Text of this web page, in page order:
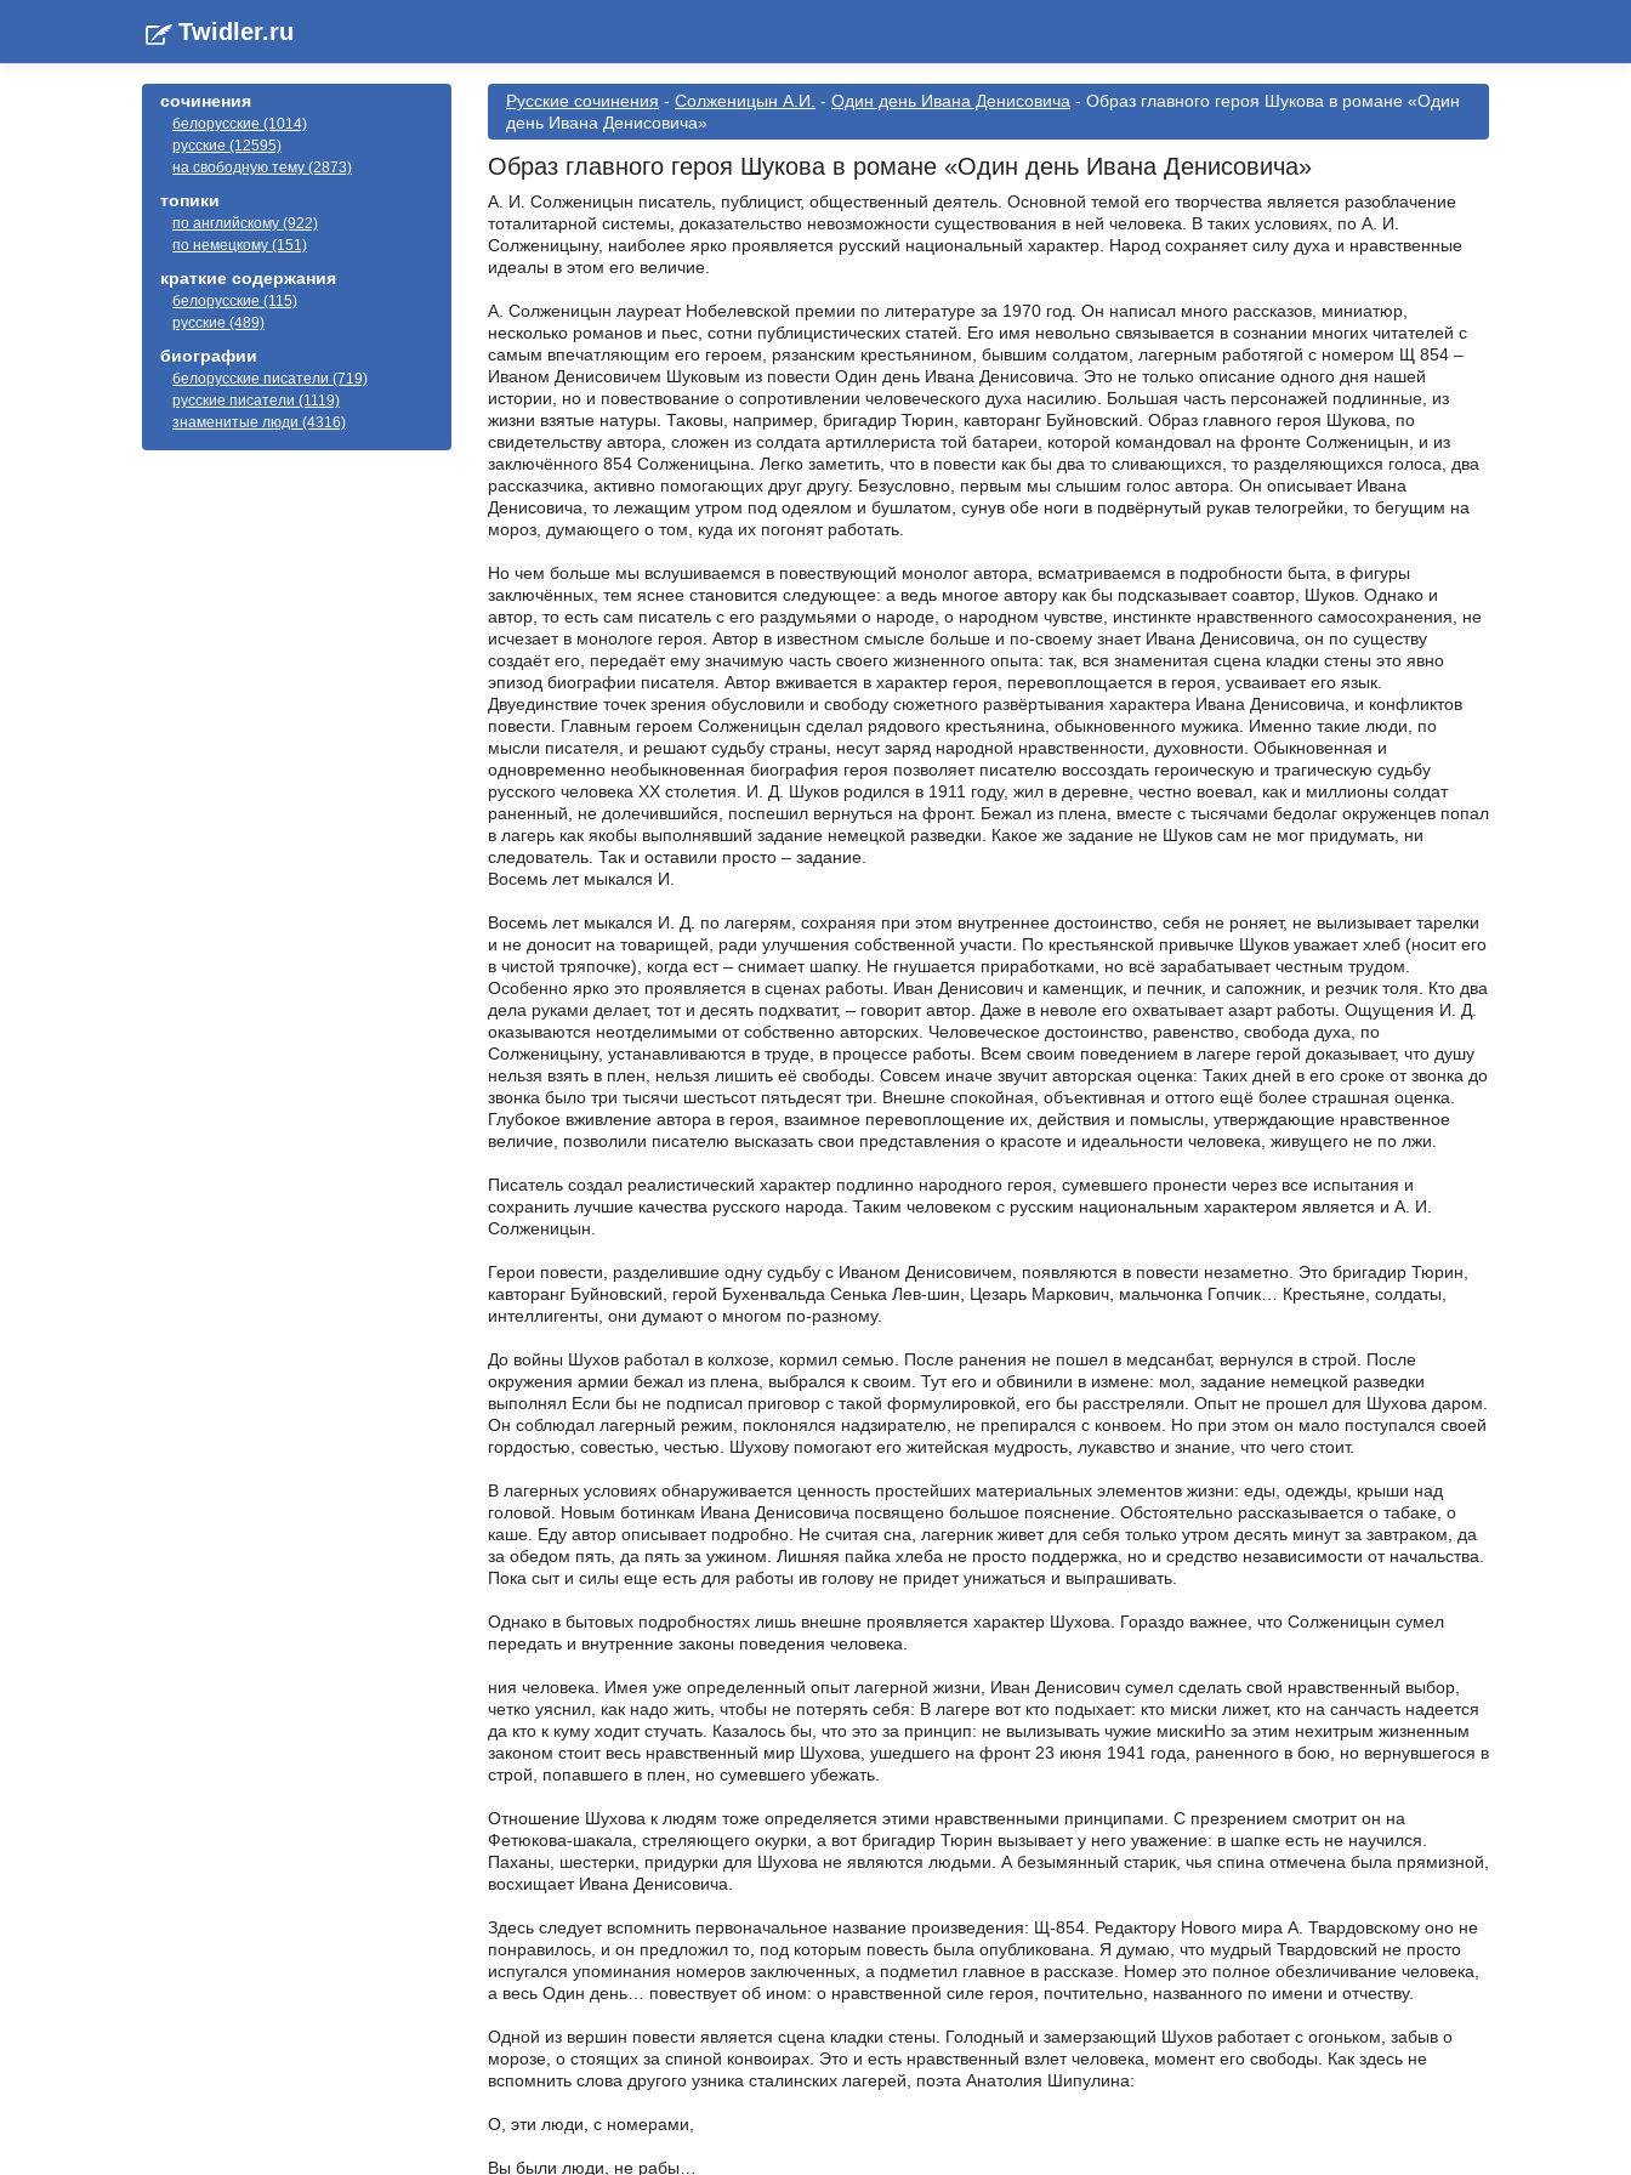
Twidler.ru
сочинения
белорусские (1014)
русские (12595)
на свободную тему (2873)
топики
по английскому (922)
по немецкому (151)
краткие содержания
белорусские (115)
русские (489)
биографии
белорусские писатели (719)
русские писатели (1119)
знаменитые люди (4316)
Русские сочинения - Солженицын А.И. - Один день Ивана Денисовича - Образ главного героя Шукова в романе «Один
день Ивана Денисовича»
Образ главного героя Шукова в романе «Один день Ивана Денисовича»
А. И. Солженицын писатель, публицист, общественный деятель. Основной темой его творчества является разоблачение
тоталитарной системы, доказательство невозможности существования в ней человека. В таких условиях, по А. И.
Солженицыну, наиболее ярко проявляется русский национальный характер. Народ сохраняет силу духа и нравственные
идеалы в этом его величие.
А. Солженицын лауреат Нобелевской премии по литературе за 1970 год. Он написал много рассказов, миниатюр,
несколько романов и пьес, сотни публицистических статей. Его имя невольно связывается в сознании многих читателей с
самым впечатляющим его героем, рязанским крестьянином, бывшим солдатом, лагерным работягой с номером Щ 854 –
Иваном Денисовичем Шуковым из повести Один день Ивана Денисовича. Это не только описание одного дня нашей
истории, но и повествование о сопротивлении человеческого духа насилию. Большая часть персонажей подлинные, из
жизни взятые натуры. Таковы, например, бригадир Тюрин, кавторанг Буйновский. Образ главного героя Шукова, по
свидетельству автора, сложен из солдата артиллериста той батареи, которой командовал на фронте Солженицын, и из
заключённого 854 Солженицына. Легко заметить, что в повести как бы два то сливающихся, то разделяющихся голоса, два
рассказчика, активно помогающих друг другу. Безусловно, первым мы слышим голос автора. Он описывает Ивана
Денисовича, то лежащим утром под одеялом и бушлатом, сунув обе ноги в подвёрнутый рукав телогрейки, то бегущим на
мороз, думающего о том, куда их погонят работать.
Но чем больше мы вслушиваемся в повествующий монолог автора, всматриваемся в подробности быта, в фигуры
заключённых, тем яснее становится следующее: а ведь многое автору как бы подсказывает соавтор, Шуков. Однако и
автор, то есть сам писатель с его раздумьями о народе, о народном чувстве, инстинкте нравственного самосохранения, не
исчезает в монологе героя. Автор в известном смысле больше и по-своему знает Ивана Денисовича, он по существу
создаёт его, передаёт ему значимую часть своего жизненного опыта: так, вся знаменитая сцена кладки стены это явно
эпизод биографии писателя. Автор вживается в характер героя, перевоплощается в героя, усваивает его язык.
Двуединствие точек зрения обусловили и свободу сюжетного развёртывания характера Ивана Денисовича, и конфликтов
повести. Главным героем Солженицын сделал рядового крестьянина, обыкновенного мужика. Именно такие люди, по
мысли писателя, и решают судьбу страны, несут заряд народной нравственности, духовности. Обыкновенная и
одновременно необыкновенная биография героя позволяет писателю воссоздать героическую и трагическую судьбу
русского человека XX столетия. И. Д. Шуков родился в 1911 году, жил в деревне, честно воевал, как и миллионы солдат
раненный, не долечившийся, поспешил вернуться на фронт. Бежал из плена, вместе с тысячами бедолаг окруженцев попал
в лагерь как якобы выполнявший задание немецкой разведки. Какое же задание не Шуков сам не мог придумать, ни
следователь. Так и оставили просто – задание.
Восемь лет мыкался И.
Восемь лет мыкался И. Д. по лагерям, сохраняя при этом внутреннее достоинство, себя не роняет, не вылизывает тарелки
и не доносит на товарищей, ради улучшения собственной участи. По крестьянской привычке Шуков уважает хлеб (носит его
в чистой тряпочке), когда ест – снимает шапку. Не гнушается приработками, но всё зарабатывает честным трудом.
Особенно ярко это проявляется в сценах работы. Иван Денисович и каменщик, и печник, и сапожник, и резчик толя. Кто два
дела руками делает, тот и десять подхватит, – говорит автор. Даже в неволе его охватывает азарт работы. Ощущения И. Д.
оказываются неотделимыми от собственно авторских. Человеческое достоинство, равенство, свобода духа, по
Солженицыну, устанавливаются в труде, в процессе работы. Всем своим поведением в лагере герой доказывает, что душу
нельзя взять в плен, нельзя лишить её свободы. Совсем иначе звучит авторская оценка: Таких дней в его сроке от звонка до
звонка было три тысячи шестьсот пятьдесят три. Внешне спокойная, объективная и оттого ещё более страшная оценка.
Глубокое вживление автора в героя, взаимное перевоплощение их, действия и помыслы, утверждающие нравственное
величие, позволили писателю высказать свои представления о красоте и идеальности человека, живущего не по лжи.
Писатель создал реалистический характер подлинно народного героя, сумевшего пронести через все испытания и
сохранить лучшие качества русского народа. Таким человеком с русским национальным характером является и А. И.
Солженицын.
Герои повести, разделившие одну судьбу с Иваном Денисовичем, появляются в повести незаметно. Это бригадир Тюрин,
кавторанг Буйновский, герой Бухенвальда Сенька Лев-шин, Цезарь Маркович, мальчонка Гопчик… Крестьяне, солдаты,
интеллигенты, они думают о многом по-разному.
До войны Шухов работал в колхозе, кормил семью. После ранения не пошел в медсанбат, вернулся в строй. После
окружения армии бежал из плена, выбрался к своим. Тут его и обвинили в измене: мол, задание немецкой разведки
выполнял Если бы не подписал приговор с такой формулировкой, его бы расстреляли. Опыт не прошел для Шухова даром.
Он соблюдал лагерный режим, поклонялся надзирателю, не препирался с конвоем. Но при этом он мало поступался своей
гордостью, совестью, честью. Шухову помогают его житейская мудрость, лукавство и знание, что чего стоит.
В лагерных условиях обнаруживается ценность простейших материальных элементов жизни: еды, одежды, крыши над
головой. Новым ботинкам Ивана Денисовича посвящено большое пояснение. Обстоятельно рассказывается о табаке, о
каше. Еду автор описывает подробно. Не считая сна, лагерник живет для себя только утром десять минут за завтраком, да
за обедом пять, да пять за ужином. Лишняя пайка хлеба не просто поддержка, но и средство независимости от начальства.
Пока сыт и силы еще есть для работы ив голову не придет унижаться и выпрашивать.
Однако в бытовых подробностях лишь внешне проявляется характер Шухова. Гораздо важнее, что Солженицын сумел
передать и внутренние законы поведения человека.
ния человека. Имея уже определенный опыт лагерной жизни, Иван Денисович сумел сделать свой нравственный выбор,
четко уяснил, как надо жить, чтобы не потерять себя: В лагере вот кто подыхает: кто миски лижет, кто на санчасть надеется
да кто к куму ходит стучать. Казалось бы, что это за принцип: не вылизывать чужие мискиНо за этим нехитрым жизненным
законом стоит весь нравственный мир Шухова, ушедшего на фронт 23 июня 1941 года, раненного в бою, но вернувшегося в
строй, попавшего в плен, но сумевшего убежать.
Отношение Шухова к людям тоже определяется этими нравственными принципами. С презрением смотрит он на
Фетюкова-шакала, стреляющего окурки, а вот бригадир Тюрин вызывает у него уважение: в шапке есть не научился.
Паханы, шестерки, придурки для Шухова не являются людьми. А безымянный старик, чья спина отмечена была прямизной,
восхищает Ивана Денисовича.
Здесь следует вспомнить первоначальное название произведения: Щ-854. Редактору Нового мира А. Твардовскому оно не
понравилось, и он предложил то, под которым повесть была опубликована. Я думаю, что мудрый Твардовский не просто
испугался упоминания номеров заключенных, а подметил главное в рассказе. Номер это полное обезличивание человека,
а весь Один день… повествует об ином: о нравственной силе героя, почтительно, названного по имени и отчеству.
Одной из вершин повести является сцена кладки стены. Голодный и замерзающий Шухов работает с огоньком, забыв о
морозе, о стоящих за спиной конвоирах. Это и есть нравственный взлет человека, момент его свободы. Как здесь не
вспомнить слова другого узника сталинских лагерей, поэта Анатолия Шипулина:
О, эти люди, с номерами,
Вы были люди, не рабы…